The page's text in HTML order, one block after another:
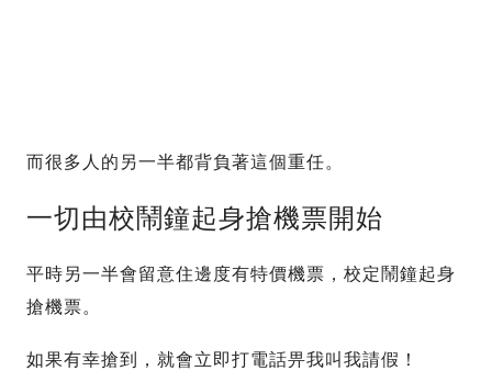
而很多人的另一半都背負著這個重任。
一切由校鬧鐘起身搶機票開始
平時另一半會留意住邊度有特價機票，校定鬧鐘起身
搶機票。
如果有幸搶到，就會立即打電話畀我叫我請假！